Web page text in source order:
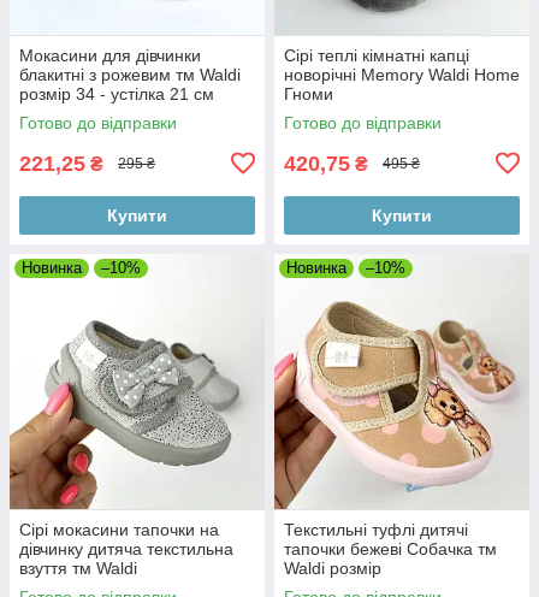
Мокасини для дівчинки
блакитні з рожевим тм Waldi
розмір 34 - устілка 21 см
Готово до відправки
221,25 ₴ 295 ₴
Купити
Сірі теплі кімнатні капці
новорічні Memory Waldi Home
Гноми
Готово до відправки
420,75 ₴ 495 ₴
Купити
Новинка –10%
Сірі мокасини тапочки на
дівчинку дитяча текстильна
взуття тм Waldi
Новинка –10%
Текстильні туфлі дитячі
тапочки бежеві Собачка тм
Waldi розмір